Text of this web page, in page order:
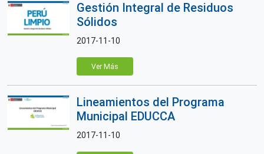
Gestión Integral de Residuos
Sólidos
2017-11-10
Ver Más
Lineamientos del Programa
Municipal EDUCCA
2017-11-10